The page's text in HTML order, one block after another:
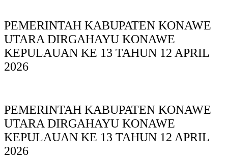
PEMERINTAH KABUPATEN KONAWE
UTARA DIRGAHAYU KONAWE
KEPULAUAN KE 13 TAHUN 12 APRIL
2026
PEMERINTAH KABUPATEN KONAWE
UTARA DIRGAHAYU KONAWE
KEPULAUAN KE 13 TAHUN 12 APRIL
2026